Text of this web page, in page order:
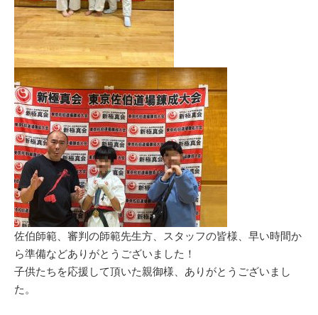
佐伯師範、審判の師範先生方、スタッフの皆様、早い時間か
ら準備などありがとうございました！
子供たちを応援して頂いた親御様、ありがとうございまし
た。